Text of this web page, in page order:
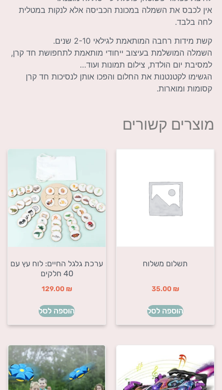
אין לכבס את השמלה במכונת הכביסה אלא לנקות במטלית
לחה בלבד.
קשת מידות רחבה המותאמת לגילאי 2-10 שנים.
השמלה המושלמת בעיצוב ייחודי מותאמת לתחפושת חד קרן,
למסיבת יום הולדת, צילום תמונות ועוד…
הגשימו לקטנטנות את החלום והפכו אותן לנסיכות חד קרן
קסומות ומוארות.
מוצרים קשורים
תשלום משלוח
35.00 ₪
הוספה לסל
ערכת גלגל החיים: לוח עץ עם
40 חלקים
129.00 ₪
הוספה לסל